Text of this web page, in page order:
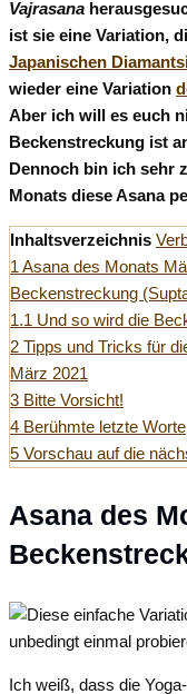
Vajrasana
ist sie eine Variation,
Japanischen
wieder eine Variation
Aber ich will es euch
Beckenstreckung ist
Dennoch bin ich sehr
Monats diese Asana
Inhaltsverzeichnis
1Asana des Monats
Beckenstreckung
1.1 Und so wird die
2 Tipps und Tricks für
März 2021
3 Bitte Vorsicht!
4 Berühmte letzte Worte
5 Vorschau auf die
Asana des
Ich weiß, dass die